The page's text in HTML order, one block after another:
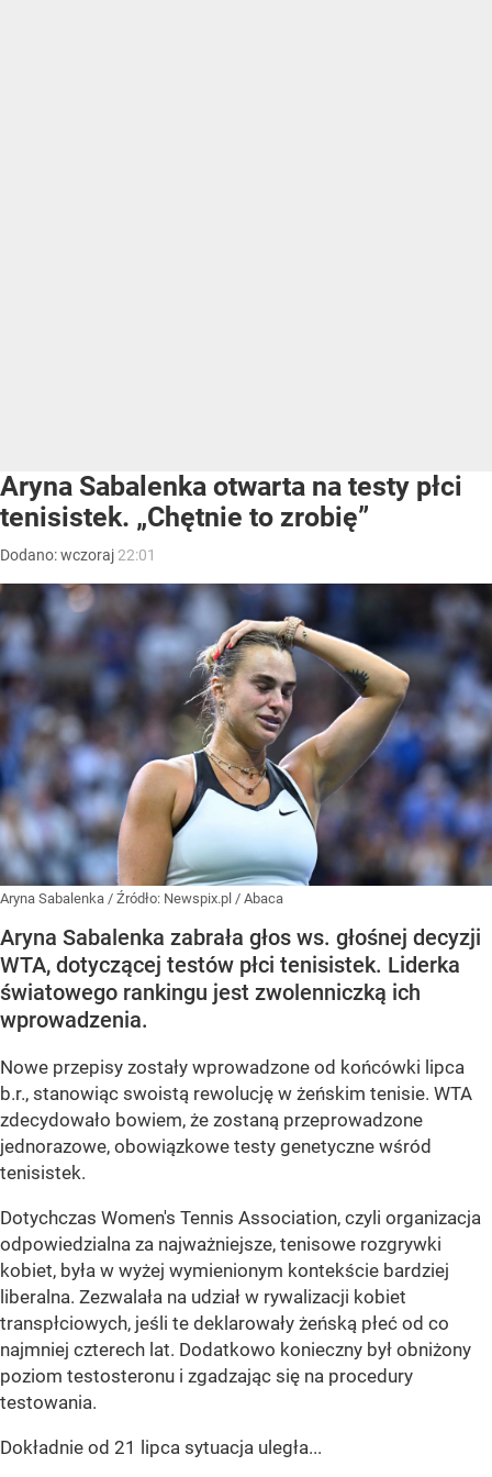
Aryna Sabalenka otwarta na testy płci
tenisistek. „Chętnie to zrobię”
Dodano:wczoraj 22:01
Aryna Sabalenka / Źródło: Newspix.pl / Abaca
Aryna Sabalenka zabrała głos ws. głośnej decyzji
WTA, dotyczącej testów płci tenisistek. Liderka
światowego rankingu jest zwolenniczką ich
wprowadzenia.
Nowe przepisy zostały wprowadzone od końcówki lipca
b.r., stanowiąc swoistą rewolucję w żeńskim tenisie. WTA
zdecydowało bowiem, że zostaną przeprowadzone
jednorazowe, obowiązkowe testy genetyczne wśród
tenisistek.
Dotychczas Women's Tennis Association, czyli organizacja
odpowiedzialna za najważniejsze, tenisowe rozgrywki
kobiet, była w wyżej wymienionym kontekście bardziej
liberalna. Zezwalała na udział w rywalizacji kobiet
transpłciowych, jeśli te deklarowały żeńską płeć od co
najmniej czterech lat. Dodatkowo konieczny był obniżony
poziom testosteronu i zgadzając się na procedury
testowania.
Dokładnie od 21 lipca sytuacja uległa...